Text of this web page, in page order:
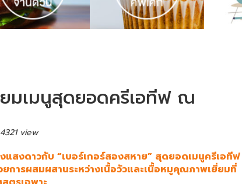
ยมเมนูสุดยอดครีเอทีฟ ณ
4321 view
แสงดาวกับ “เบอร์เกอร์สองสหาย” สุดยอดเมนูครีเอทีฟ
การผสมผสานระหว่างเนื้อวัวและเนื้อหมูคุณภาพเยี่ยมที่